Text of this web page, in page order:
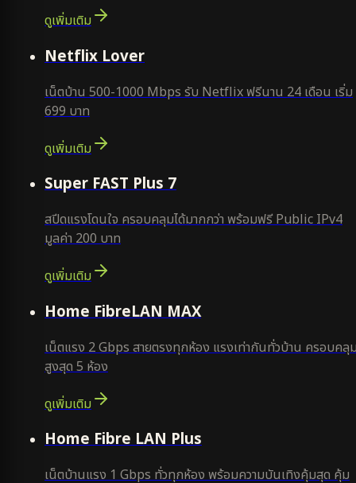
ดูเพิ่มเติม
Netflix Lover
เน็ตบ้าน 500-1000 Mbps รับ Netflix ฟรีนาน 24 เดือน เริ่ม
699 บาท
ดูเพิ่มเติม
Super FAST Plus 7
สปีดแรงโดนใจ ครอบคลุมได้มากกว่า พร้อมฟรี Public IPv4
มูลค่า 200 บาท
ดูเพิ่มเติม
Home FibreLAN MAX
เน็ตแรง 2 Gbps สายตรงทุกห้อง แรงเท่ากันทั่วบ้าน ครอบคลุ
สูงสุด 5 ห้อง
ดูเพิ่มเติม
Home Fibre LAN Plus
เน็ตบ้านแรง 1 Gbps ทั่วทุกห้อง พร้อมความบันเทิงคุ้มสุด คุ้ม